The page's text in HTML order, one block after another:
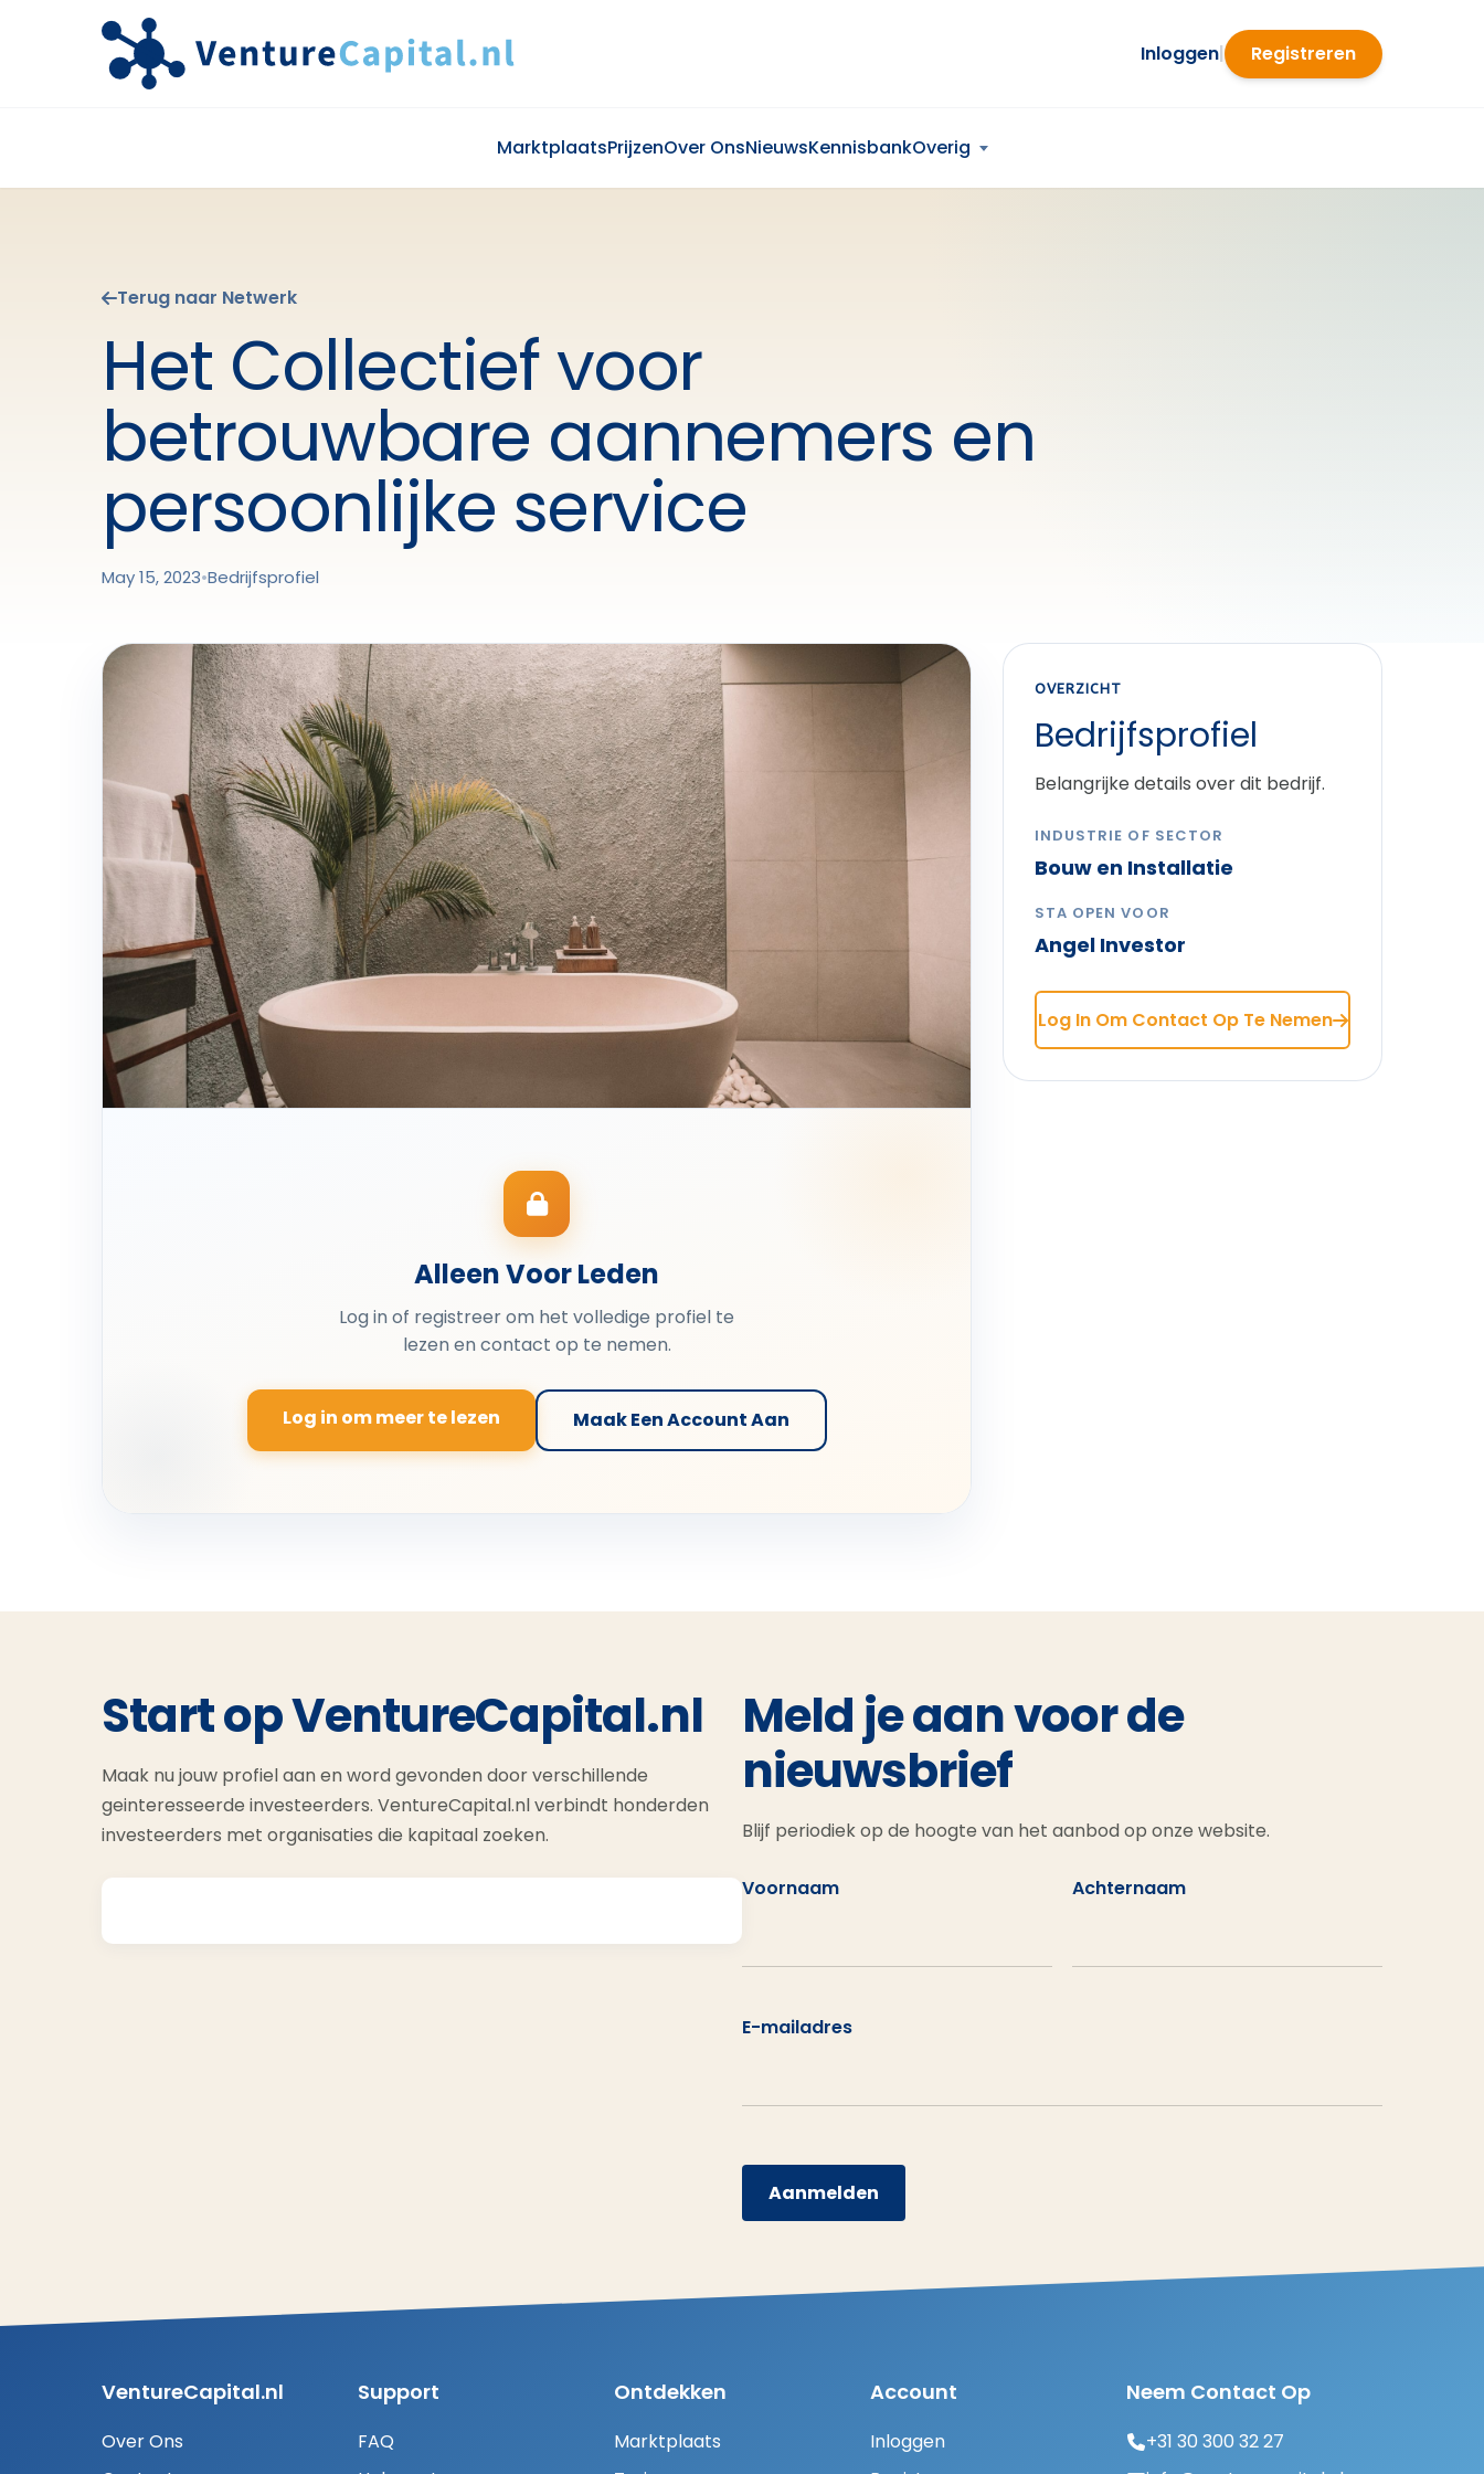
Inloggen| Registreren
MarktplaatsPrijzenOver OnsNieuwsKennisbankOverig
Terug naar Netwerk
Het Collectief voor
betrouwbare aannemers en
persoonlijke service
May 15, 2023•Bedrijfsprofiel
Alleen Voor Leden
Log in of registreer om het volledige profiel te
lezen en contact op te nemen.
Log in om meer te lezen Maak Een Account Aan
OVERZICHT
Bedrijfsprofiel
Belangrijke details over dit bedrijf.
INDUSTRIE OF SECTOR
Bouw en Installatie
STA OPEN VOOR
Angel Investor
Log In Om Contact Op Te Nemen
Start op VentureCapital.nl
Maak nu jouw profiel aan en word gevonden door verschillende
geinteresseerde investeerders. VentureCapital.nl verbindt honderden
investeerders met organisaties die kapitaal zoeken.
Meld je aan voor de
nieuwsbrief
Blijf periodiek op de hoogte van het aanbod op onze website.
Voornaam Achternaam
E-mailadres
Aanmelden
VentureCapital.nl
Over Ons
Support
FAQ
Ontdekken
Marktplaats
Account
Inloggen
Neem Contact Op
+31 30 300 32 27